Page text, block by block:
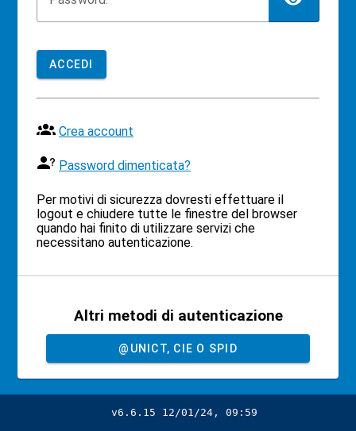
ACCEDI
Crea account
Password dimenticata?
Per motivi di sicurezza dovresti effettuare il
logout e chiudere tutte le finestre del browser
quando hai finito di utilizzare servizi che
necessitano autenticazione.
Altri metodi di autenticazione
@UNICT, CIE O SPID
v6.6.15 12/01/24, 09:59